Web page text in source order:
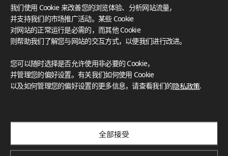
FloorScore®
Certification for indoor air quality, ensuring low emissions o
f volatile organic compounds (VOCs), contributing to a healt
hier indoor environment.
Environmental Product Declaration
Verified by SCS Global Services, this certification demonstra
我们使用 Cookie 来改善您的浏览体验、分析网站流量，
并支持我们的市场推广活动。某些 Cookie
对网站的正常运行是必需的，而其他 Cookie
则帮助我们了解您与网站的交互方式，以便我们进行改进。
您可以随时选择是否允许使用非必要的 Cookie，
并管理您的偏好设置。有关我们如何使用 Cookie
以及如何管理您的偏好设置的更多信息，请查看我们的隐私政策.
全部接受